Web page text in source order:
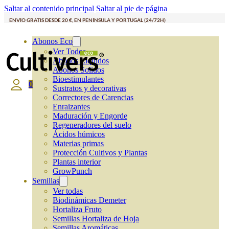
Saltar al contenido principal Saltar al pie de página
ENVÍO GRATIS DESDE 20 €, EN PENÍNSULA Y PORTUGAL (24/72H)
Abonos Eco
Ver Todos
Abonos Líquidos
Abonos Solidos
Bioestimulantes
Sustratos y decorativas
Correctores de Carencias
Enraizantes
Maduración y Engorde
Regeneradores del suelo
Ácidos húmicos
Materias primas
Protección Cultivos y Plantas
Plantas interior
GrowPunch
Semillas
Ver todas
Biodinámicas Demeter
Hortaliza Fruto
Semillas Hortaliza de Hoja
0